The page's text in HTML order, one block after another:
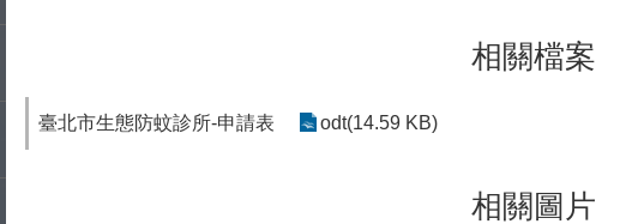
相關檔案
臺北市生態防蚊診所-申請表 odt(14.59 KB)
相關圖片